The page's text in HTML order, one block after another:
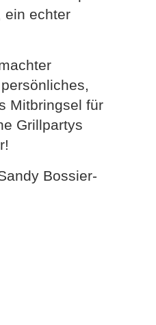
ein echter
Mitbringsel für
Grillpartys
Bossier-